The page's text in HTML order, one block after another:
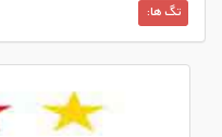
تگ ها: